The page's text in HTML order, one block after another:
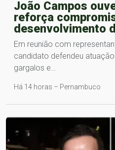
João Campos
reforça
desenvolvimento
Em reunião com
candidato defendeu
gargalos e…
Há 14 horas – Pernambuco